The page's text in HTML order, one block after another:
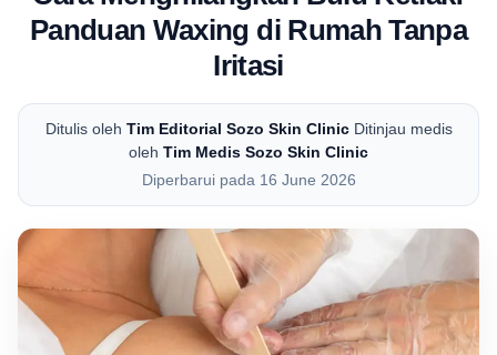
Panduan Waxing di Rumah Tanpa
Iritasi
Ditulis oleh Tim Editorial Sozo Skin Clinic Ditinjau medis
oleh Tim Medis Sozo Skin Clinic
Diperbarui pada 16 June 2026